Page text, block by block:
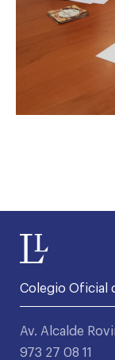
Colegio Oficial
Av. Alcalde
973 27 08 11